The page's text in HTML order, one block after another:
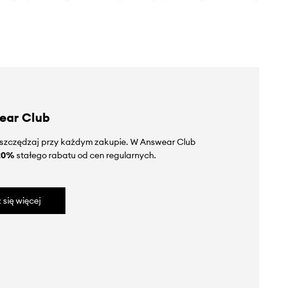
Club
przy każdym zakupie. W Answear Club
stałego rabatu od cen regularnych.
się więcej